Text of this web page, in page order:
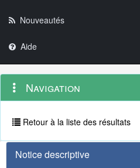
Nouveautés
Aide
Navigation
outils
Menu
contextuel
Navigation
Retour à la liste des résultats
Notice descriptive